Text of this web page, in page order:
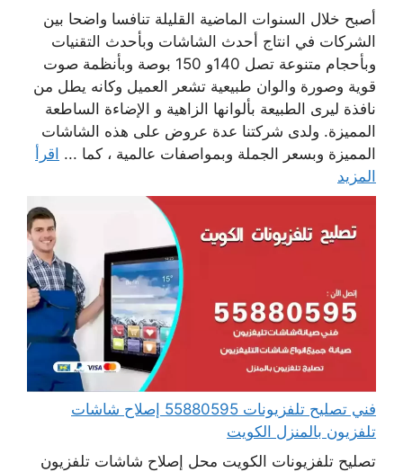
أصبح خلال السنوات الماضية القليلة تنافسا واضحا بين
الشركات في انتاج أحدث الشاشات وبأحدث التقنيات
وبأحجام متنوعة تصل 140و 150 بوصة وبأنظمة صوت
قوية وصورة والوان طبيعية تشعر العميل وكانه يطل من
نافذة ليرى الطبيعة بألوانها الزاهية و الإضاءة الساطعة
المميزة. ولدى شركتنا عدة عروض على هذه الشاشات
المميزة وبسعر الجملة وبمواصفات عالمية ، كما ... اقرأ
المزيد
فني تصليح تلفزيونات 55880595 إصلاح شاشات
تلفزيون بالمنزل الكويت
تصليح تلفزيونات الكويت محل إصلاح شاشات تلفزيون